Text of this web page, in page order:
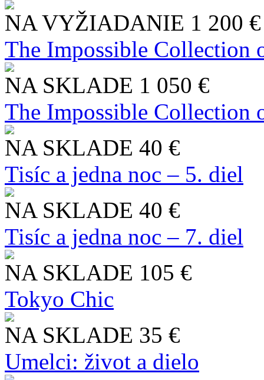
NA VYŽIADANIE 1 200 €
The Impossible Collection
NA SKLADE 1 050 €
The Impossible Collection
NA SKLADE 40 €
Tisíc a jedna noc – 5. diel
NA SKLADE 40 €
Tisíc a jedna noc – 7. diel
NA SKLADE 105 €
Tokyo Chic
NA SKLADE 35 €
Umelci: život a dielo